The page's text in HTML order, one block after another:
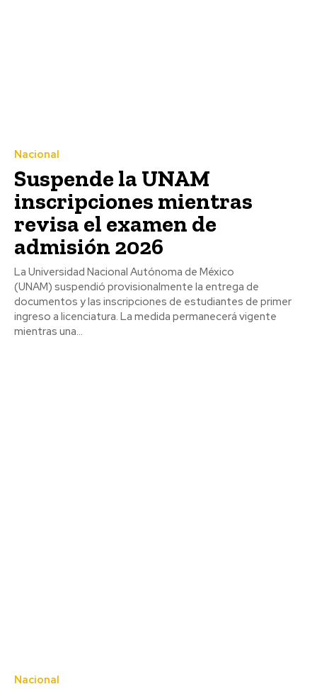
Nacional
Suspende la UNAM
inscripciones mientras
revisa el examen de
admisión 2026
La Universidad Nacional Autónoma de México
(UNAM) suspendió provisionalmente la entrega de
documentos y las inscripciones de estudiantes de primer
ingreso a licenciatura. La medida permanecerá vigente
mientras una...
Nacional